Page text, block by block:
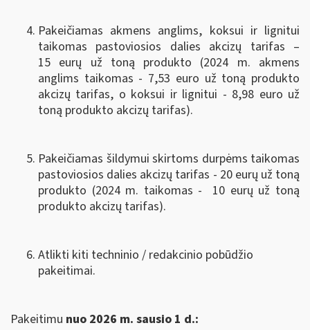
Pakeičiamas akmens anglims, koksui ir lignitui
taikomas pastoviosios dalies akcizų tarifas –
15 eurų už toną produkto (2024 m. akmens
anglims taikomas - 7,53 euro už toną produkto
akcizų tarifas, o koksui ir lignitui - 8,98 euro už
toną produkto akcizų tarifas).
Pakeičiamas šildymui skirtoms durpėms taikomas
pastoviosios dalies akcizų tarifas - 20 eurų už toną
produkto (2024 m. taikomas - 10 eurų už toną
produkto akcizų tarifas).
Atlikti kiti techninio / redakcinio pobūdžio
pakeitimai.
Pakeitimu nuo 2026 m. sausio 1 d.: